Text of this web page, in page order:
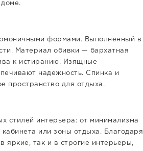
формами. Выполненный в
Материал обивки — бархатная
к истиранию. Изящные
надежность. Спинка и
пространство для отдыха.
стилей интерьера: от минимализма
или зоны отдыха. Благодаря
яркие, так и в строгие интерьеры,